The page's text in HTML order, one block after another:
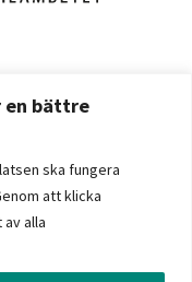
en bättre
ska fungera
att klicka
alla